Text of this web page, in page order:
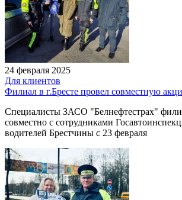
24 февраля 2025
Для клиентов
Филиал в г.Бресте провел совместную
Специалисты ЗАСО "Белнефтестрах"
совместно с сотрудниками
водителей Брестчины с 23 февраля